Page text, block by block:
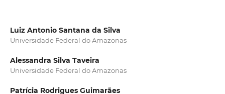
Luiz Antonio Santana da Silva
Universidade Federal do Amazonas
Alessandra Silva Taveira
Universidade Federal do Amazonas
Patrícia Rodrigues Guimarães